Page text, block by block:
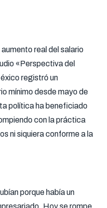
real del salario
«Perspectiva del
registró un
mínimo desde mayo de
política ha beneficiado
con la práctica
ni siquiera conforme a la
porque había un
Hoy se rompe